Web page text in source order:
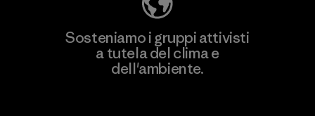
Sosteniamo i gruppi attivisti
a tutela del clima e
dell'ambiente.